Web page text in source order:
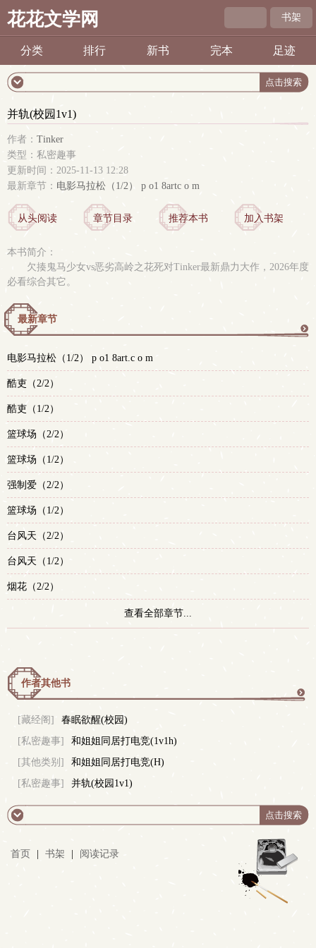
花花文学网 书架
分类 排行 新书 完本 足迹
并轨(校园1v1)
作者： Tinker
类型：私密趣事
更新时间：2025-11-13 12:28
最新章节： 电影马拉松（1/2） p o1 8artc o m
从头阅读 章节目录 推荐本书 加入书架
本书简介：
欠揍鬼马少女vs恶劣高岭之花死对Tinker最新鼎力大作，2026年度
必看综合其它。
最新章节
电影马拉松（1/2） p o1 8art.c o m
酷吏（2/2）
酷吏（1/2）
篮球场（2/2）
篮球场（1/2）
强制爱（2/2）
篮球场（1/2）
台风天（2/2）
台风天（1/2）
烟花（2/2）
查看全部章节...
作者其他书
[藏经阁]
春眠欲醒(校园)
[私密趣事]
和姐姐同居打电竞(1v1h)
[其他类别]
和姐姐同居打电竞(H)
[私密趣事]
并轨(校园1v1)
首页 书架 阅读记录